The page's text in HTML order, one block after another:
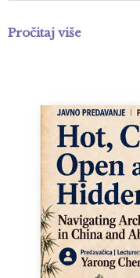
Pročitaj više